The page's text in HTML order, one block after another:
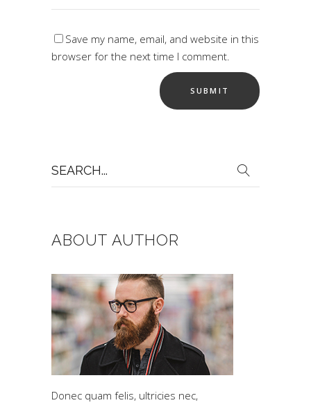
Save my name, email, and website in this
browser for the next time I comment.
for:
ABOUT AUTHOR
Donec quam felis, ultricies nec,